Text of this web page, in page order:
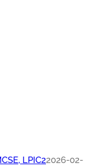
LPIC22026-02-